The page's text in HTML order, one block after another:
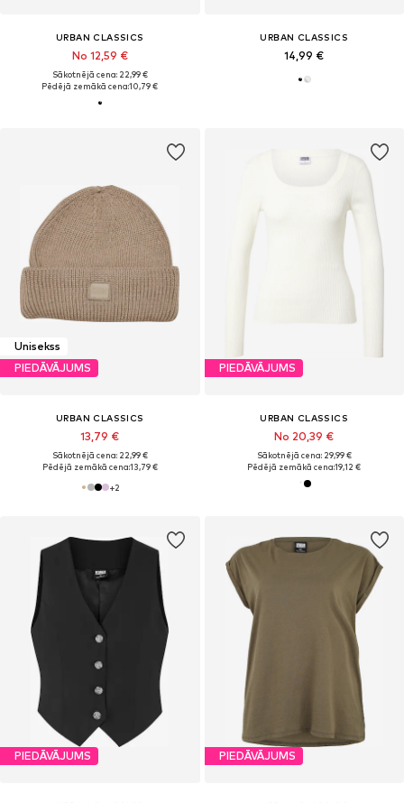
URBAN CLASSICS
No 12,59 €
Sākotnējā cena: 22,99 €
Pēdējā zemākā cena:10,79 €
URBAN CLASSICS
14,99 €
Unisekss
PIEDĀVĀJUMS
URBAN CLASSICS
13,79 €
Sākotnējā cena: 22,99 €
Pēdējā zemākā cena:13,79 €
+2
PIEDĀVĀJUMS
URBAN CLASSICS
No 20,39 €
Sākotnējā cena: 29,99 €
Pēdējā zemākā cena:19,12 €
PIEDĀVĀJUMS PIEDĀVĀJUMS